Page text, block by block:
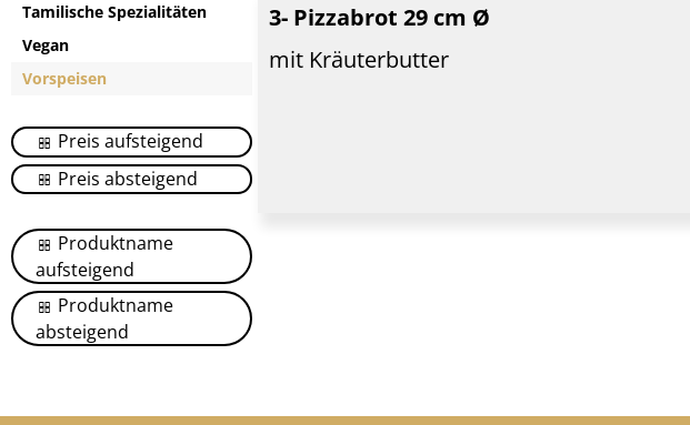
Tamilische Spezialitäten
Vegan
Vorspeisen
Preis aufsteigend
Preis absteigend
Produktname
aufsteigend
Produktname
absteigend
3- Pizzabrot 29 cm Ø
mit Kräuterbutter